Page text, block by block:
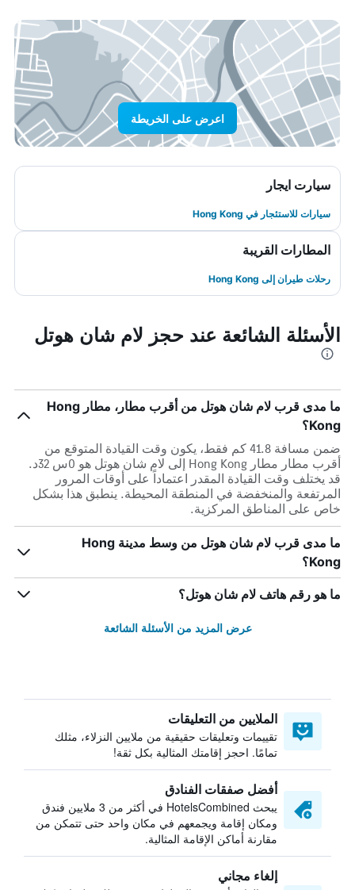
اعرض على الخريطة
سيارت ايجار
سيارات للاستئجار في Hong Kong
المطارات القريبة
رحلات طيران إلى Hong Kong
الأسئلة الشائعة عند حجز لام شان هوتل
ما مدى قرب لام شان هوتل من أقرب مطار، مطار Hong
Kong؟
ضمن مسافة 41.8 كم فقط، يكون وقت القيادة المتوقع من
أقرب مطار مطار Hong Kong إلى لام شان هوتل هو 0س 32د.
قد يختلف وقت القيادة المقدر اعتماداً على أوقات المرور
المرتفعة والمنخفضة في المنطقة المحيطة. ينطبق هذا بشكل
خاص على المناطق المركزية.
ما مدى قرب لام شان هوتل من وسط مدينة Hong
Kong؟
ما هو رقم هاتف لام شان هوتل؟
عرض المزيد من الأسئلة الشائعة
الملايين من التعليقات
تقييمات وتعليقات حقيقية من ملايين النزلاء، مثلك
تمامًا. احجز إقامتك المثالية بكل ثقة!
أفضل صفقات الفنادق
يبحث HotelsCombined في أكثر من 3 ملايين فندق
ومكان إقامة ويجمعهم في مكان واحد حتى تتمكن من
مقارنة أماكن الإقامة المثالية.
إلغاء مجاني